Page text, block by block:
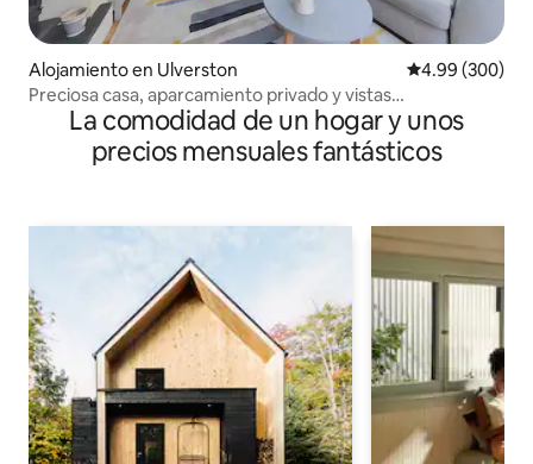
Alojamiento en Ulverston Calificación
4.99 (300)
Preciosa casa, aparcamiento privado y vistas
impresionantes
La comodidad de un hogar y unos
precios mensuales fantásticos